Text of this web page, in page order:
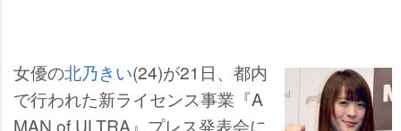
女優の北乃きい(24)が21日、都内
で行われた新ライセンス事業『A
MAN of ULTRA』プレス発表会に